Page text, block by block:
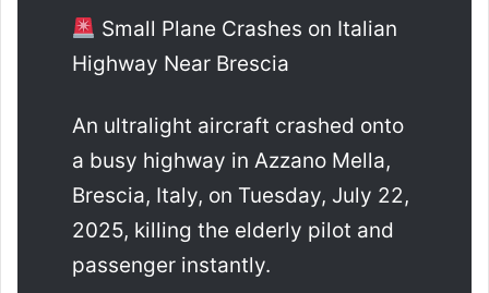
Small Plane Crashes on Italian
Highway Near Brescia
An ultralight aircraft crashed onto
a busy highway in Azzano Mella,
Brescia, Italy, on Tuesday, July 22,
2025, killing the elderly pilot and
passenger instantly.